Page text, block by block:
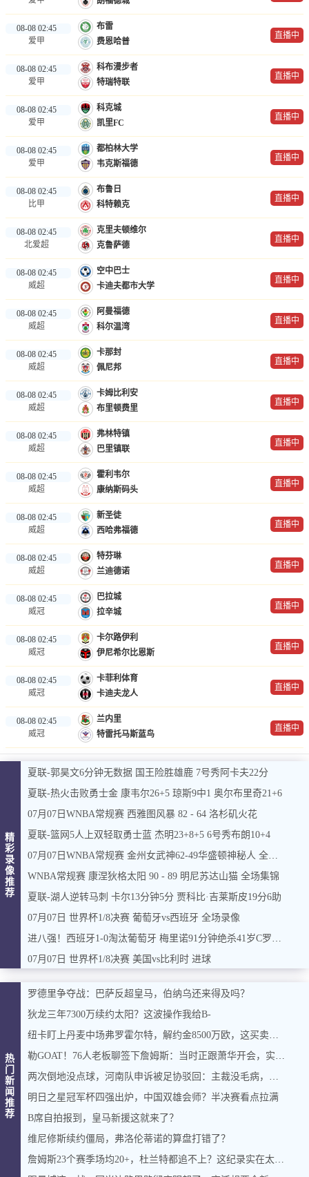
08-08 02:45
爱甲
布雷
费恩哈普
直播中
08-08 02:45
爱甲
科布漫步者
特瑞特联
直播中
08-08 02:45
爱甲
科克城
凯里FC
直播中
08-08 02:45
爱甲
都柏林大学
韦克斯福德
直播中
08-08 02:45
比甲
布鲁日
科特赖克
直播中
08-08 02:45
北爱超
克里夫顿维尔
克鲁萨德
直播中
08-08 02:45
威超
空中巴士
卡迪夫都市大学
直播中
08-08 02:45
威超
阿曼福德
科尔温湾
直播中
08-08 02:45
威超
卡那封
佩尼邦
直播中
08-08 02:45
威超
卡姆比利安
布里顿费里
直播中
08-08 02:45
威超
弗林特镇
巴里镇联
直播中
08-08 02:45
威超
霍利韦尔
康纳斯码头
直播中
08-08 02:45
威超
新圣徒
西哈弗福德
直播中
08-08 02:45
威超
特芬琳
兰迪德诺
直播中
08-08 02:45
威冠
巴拉城
拉辛城
直播中
08-08 02:45
威冠
卡尔路伊利
伊尼希尔比恩斯
直播中
08-08 02:45
威冠
卡菲利体育
卡迪夫龙人
直播中
08-08 02:45
威冠
兰内里
特雷托马斯蓝鸟
直播中
精
彩
录
像
推
荐
夏联-郭昊文6分钟无数据 国王险胜雄鹿 7号秀阿卡夫22分
夏联-热火击败勇士金 康韦尔26+5 琼斯9中1 奥尔布里奇21+6
07月07日WNBA常规赛 西雅图风暴 82 - 64 洛杉矶火花
夏联-篮网5人上双轻取勇士蓝 杰明23+8+5 6号秀布朗10+4
07月07日WNBA常规赛 金州女武神62-49华盛顿神秘人 全场集锦
WNBA常规赛 康涅狄格太阳 90 - 89 明尼苏达山猫 全场集锦
夏联-湖人逆转马刺 卡尔13分钟5分 贾科比·吉莱斯皮19分6助
07月07日 世界杯1/8决赛 葡萄牙vs西班牙 全场录像
进八强！西班牙1-0淘汰葡萄牙 梅里诺91分钟绝杀41岁C罗最后一舞
07月07日 世界杯1/8决赛 美国vs比利时 进球
热
门
新
闻
推
荐
罗德里争夺战：巴萨反超皇马，伯纳乌还来得及吗？
狄龙三年7300万续约太阳？这波操作我给B-
纽卡盯上丹麦中场弗罗霍尔特，解约金8500万欧，这买卖能成吗？
勒GOAT！76人老板聊签下詹姆斯：当时正跟萧华开会，实在憋不住，直接打断走人
两次倒地没点球，河南队申诉被足协驳回：主裁没毛病，英博没占便宜
明日之星冠军杯四强出炉，中国双雄会师？半决赛看点拉满
B席自拍报到，皇马新援这就来了？
维尼修斯续约僵局，弗洛伦蒂诺的算盘打错了？
詹姆斯23个赛季场均20+，杜兰特都追不上？这纪录实在太硬了